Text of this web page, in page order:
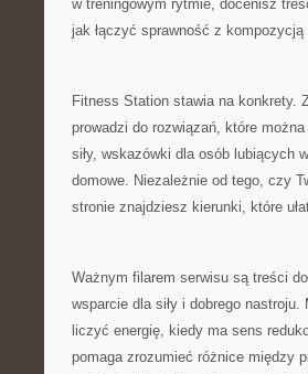
w treningowym rytmie, docenisz
jak łączyć sprawność z kompozycją
Fitness Station stawia na konkrety.
prowadzi do rozwiązań, które
siły, wskazówki dla osób lubiących
domowe. Niezależnie od tego, czy
stronie znajdziesz kierunki, które
Ważnym filarem serwisu są treści
wsparcie dla siły i dobrego
liczyć energię, kiedy ma sens
pomaga zrozumieć różnice między